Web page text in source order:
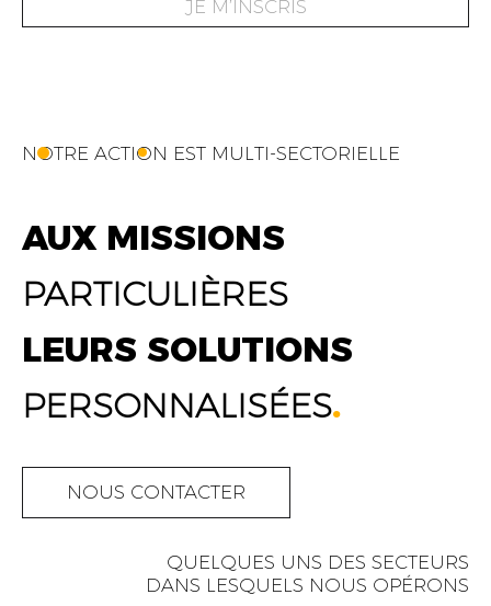
JE M’INSCRIS
NOTRE ACTION EST MULTI-SECTORIELLE
AUX MISSIONS
PARTICULIÈRES
LEURS SOLUTIONS
PERSONNALISÉES.
NOUS CONTACTER
QUELQUES UNS DES SECTEURS
DANS LESQUELS NOUS OPÉRONS